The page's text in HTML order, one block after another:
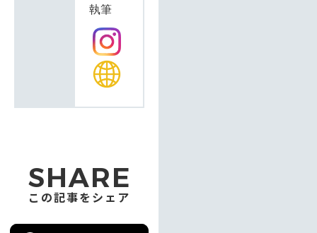
執筆
SHARE
この記事をシェア